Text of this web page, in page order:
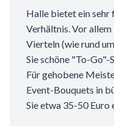
Halle bietet ein sehr
Verhältnis. Vor
Vierteln (wie rund
Sie schöne "To-Go"-
Für gehobene
Event-Bouquets in
Sie etwa 35-50 Euro